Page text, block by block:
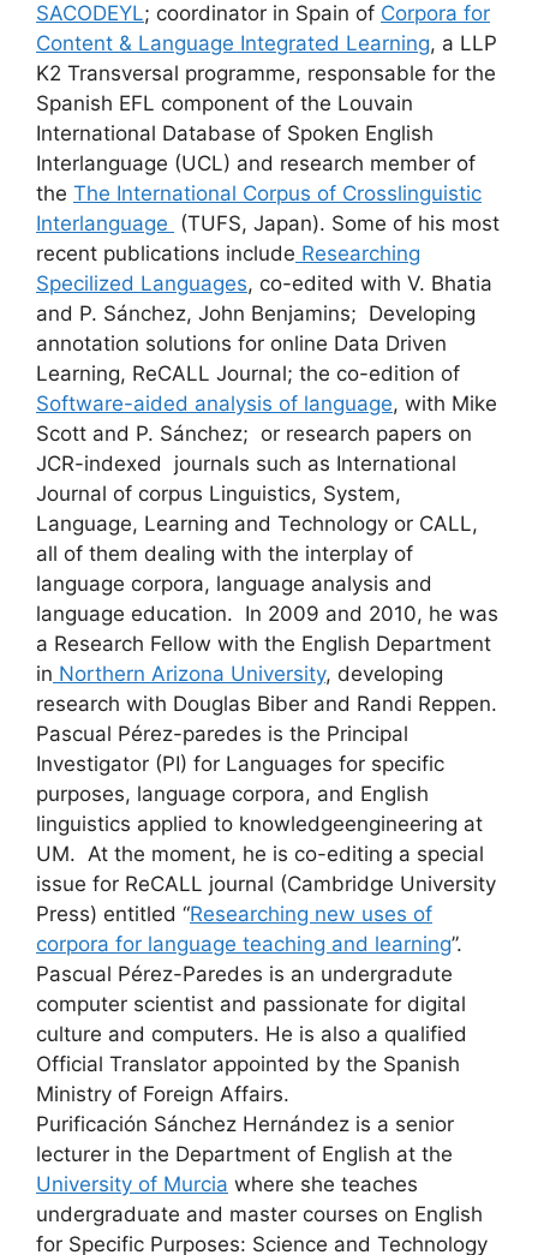
SACODEYL; coordinator in Spain of Corpora for
Content & Language Integrated Learning, a LLP
K2 Transversal programme, responsable for the
Spanish EFL component of the Louvain
International Database of Spoken English
Interlanguage (UCL) and research member of
the The International Corpus of Crosslinguistic
Interlanguage (TUFS, Japan). Some of his most
recent publications include Researching
Specilized Languages, co-edited with V. Bhatia
and P. Sánchez, John Benjamins; Developing
annotation solutions for online Data Driven
Learning, ReCALL Journal; the co-edition of
Software-aided analysis of language, with Mike
Scott and P. Sánchez; or research papers on
JCR-indexed journals such as International
Journal of corpus Linguistics, System,
Language, Learning and Technology or CALL,
all of them dealing with the interplay of
language corpora, language analysis and
language education. In 2009 and 2010, he was
a Research Fellow with the English Department
in Northern Arizona University, developing
research with Douglas Biber and Randi Reppen.
Pascual Pérez-paredes is the Principal
Investigator (PI) for Languages for specific
purposes, language corpora, and English
linguistics applied to knowledgeengineering at
UM. At the moment, he is co-editing a special
issue for ReCALL journal (Cambridge University
Press) entitled “Researching new uses of
corpora for language teaching and learning”.
Pascual Pérez-Paredes is an undergradute
computer scientist and passionate for digital
culture and computers. He is also a qualified
Official Translator appointed by the Spanish
Ministry of Foreign Affairs.
Purificación Sánchez Hernández is a senior
lecturer in the Department of English at the
University of Murcia where she teaches
undergraduate and master courses on English
for Specific Purposes: Science and Technology